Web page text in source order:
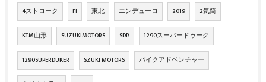
4ストローク FI 東北 エンデューロ 2019 2気筒
KTM山形 SUZUKIMOTORS SDR 1290スーパードゥーク
1290SUPERDUKER SZUKI MOTORS バイクアドベンチャー